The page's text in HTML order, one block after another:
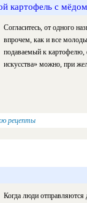
картофель с
Согласитесь, от одного
впрочем, как и все
подаваемый к картофелю,
искусства» можно, при
рецепты
Когда люди отправляются